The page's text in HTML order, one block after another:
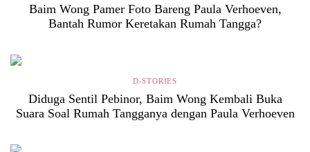
Baim Wong Pamer Foto Bareng Paula Verhoeven,
Bantah Rumor Keretakan Rumah Tangga?
D-STORIES
Diduga Sentil Pebinor, Baim Wong Kembali Buka
Suara Soal Rumah Tangganya dengan Paula Verhoeven